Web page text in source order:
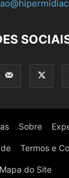
Sobre
Termos e
Mapa do Site